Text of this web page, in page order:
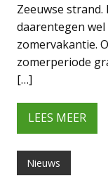
Zeeuwse
daarentegen
zomervakantie.
zomerperiode
[…]
LEES MEER
Nieuws